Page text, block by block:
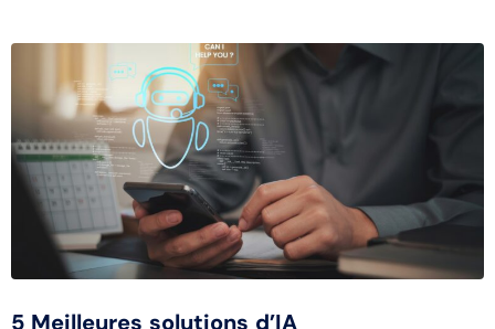
5 Meilleures solutions d’IA